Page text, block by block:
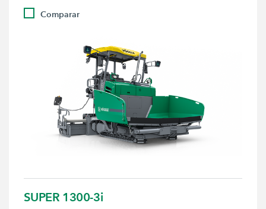
Comparar
SUPER 1300-3i